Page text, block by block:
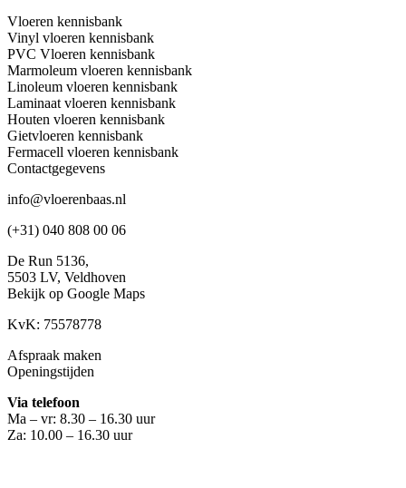
Vloeren kennisbank
Vinyl vloeren kennisbank
PVC Vloeren kennisbank
Marmoleum vloeren kennisbank
Linoleum vloeren kennisbank
Laminaat vloeren kennisbank
Houten vloeren kennisbank
Gietvloeren kennisbank
Fermacell vloeren kennisbank
Contactgegevens
info@vloerenbaas.nl
(+31) 040 808 00 06
De Run 5136,
5503 LV, Veldhoven
Bekijk op Google Maps
KvK: 75578778
Afspraak maken
Openingstijden
Via telefoon
Ma – vr: 8.30 – 16.30 uur
Za: 10.00 – 16.30 uur